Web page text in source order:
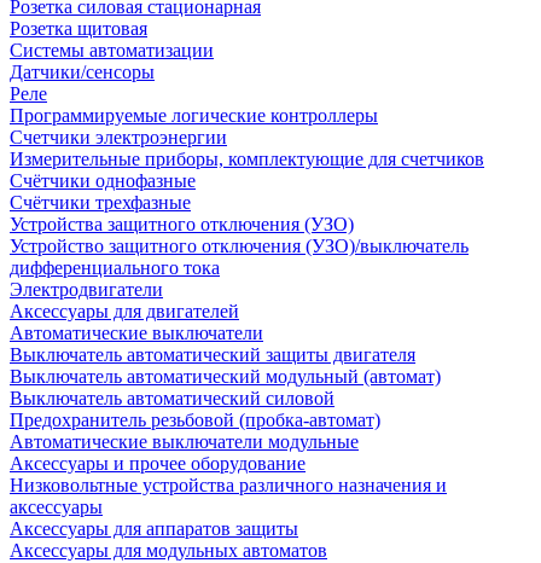
Розетка силовая стационарная
Розетка щитовая
Системы автоматизации
Датчики/сенсоры
Реле
Программируемые логические контроллеры
Счетчики электроэнергии
Измерительные приборы, комплектующие для счетчиков
Счётчики однофазные
Счётчики трехфазные
Устройства защитного отключения (УЗО)
Устройство защитного отключения (УЗО)/выключатель
дифференциального тока
Электродвигатели
Аксессуары для двигателей
Автоматические выключатели
Выключатель автоматический защиты двигателя
Выключатель автоматический модульный (автомат)
Выключатель автоматический силовой
Предохранитель резьбовой (пробка-автомат)
Автоматические выключатели модульные
Аксессуары и прочее оборудование
Низковольтные устройства различного назначения и
аксессуары
Аксессуары для аппаратов защиты
Аксессуары для модульных автоматов